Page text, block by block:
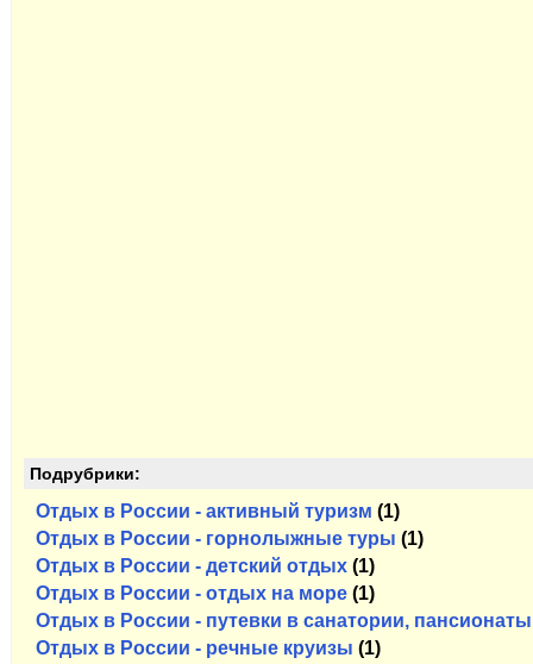
Подрубрики:
Отдых в России - активный туризм (1)
Отдых в России - горнолыжные туры (1)
Отдых в России - детский отдых (1)
Отдых в России - отдых на море (1)
Отдых в России - путевки в санатории, пансионаты
Отдых в России - речные круизы (1)